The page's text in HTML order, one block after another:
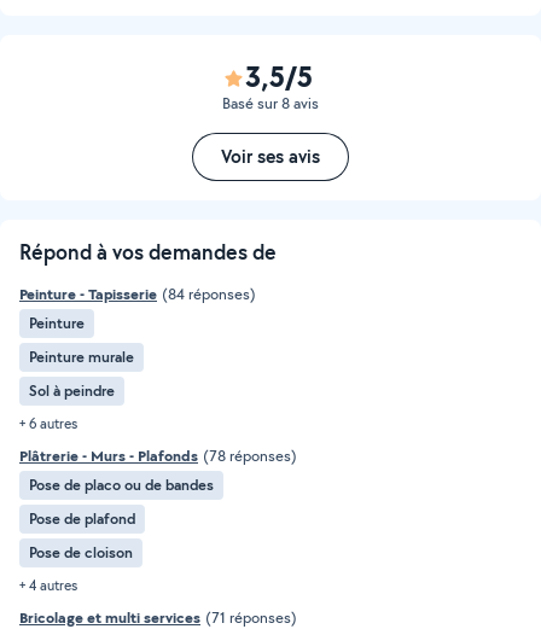
3,5/5
Basé sur 8 avis
Voir ses avis
Répond à vos demandes de
Peinture - Tapisserie (84 réponses)
Peinture
Peinture murale
Sol à peindre
+ 6 autres
Plâtrerie - Murs - Plafonds (78 réponses)
Pose de placo ou de bandes
Pose de plafond
Pose de cloison
+ 4 autres
Bricolage et multi services (71 réponses)